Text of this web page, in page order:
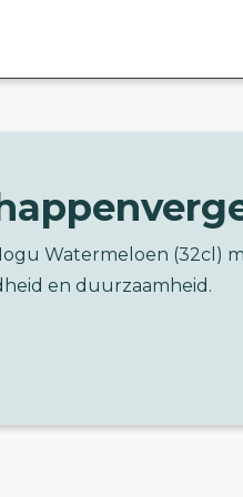
Watermeloen (32cl)
en duurzaamheid.